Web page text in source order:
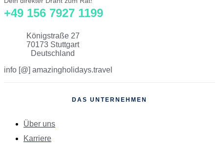
+49 156 7927 1199
Königstraße 27
70173 Stuttgart
Deutschland
info [@] amazingholidays.travel
DAS UNTERNEHMEN
Über uns
Karriere